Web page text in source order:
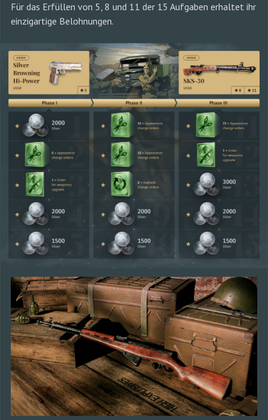
Für das Erfüllen von 5, 8 und 11 der 15 Aufgaben erhaltet ihr
einzigartige Belohnungen.